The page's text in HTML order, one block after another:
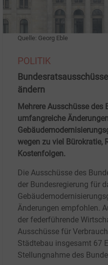
Quelle: Georg Eble
POLITIK
ändern
Mehrere Ausschüsse des
umfangreiche
wegen zu viel Bürokratie,
Kostenfolgen.
Die Ausschüsse des
der Bundesregierung für
Änderungen empfohlen.
der federführende
Ausschüsse für
Städtebau insgesamt 67
Stellungnahme des